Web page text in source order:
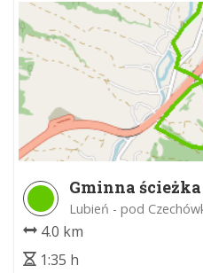
Gminna
Lubień - pod
4.0 km
1:35 h